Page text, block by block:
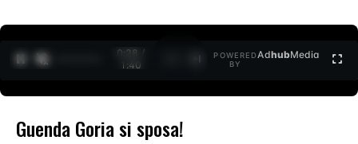
0:30 /
1:40
POWERED
BY
AdhubMedia
Guenda Goria si sposa!